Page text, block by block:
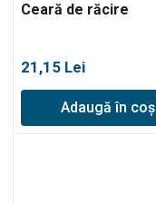
Ceară de răcire
21,15 Lei
Adaugă în coș